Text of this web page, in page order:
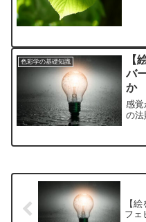
色彩学の基礎知識
【
バ
か
感覚
の法
【
フェ